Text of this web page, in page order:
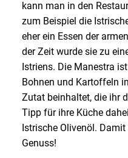
kann man in den
zum Beispiel die
eher ein Essen der
der Zeit wurde sie zu
Istriens. Die Manestra
Bohnen und Kartoffeln
Zutat beinhaltet, die ihr
Tipp für ihre Küche
Istrische Olivenöl.
Genuss!